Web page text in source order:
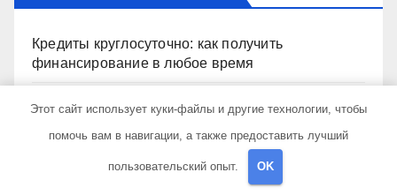
Кредиты круглосуточно: как получить
финансирование в любое время
Как получить гражданство Аргентины: Полное
Этот сайт использует куки-файлы и другие технологии, чтобы
помочь вам в навигации, а также предоставить лучший
пользовательский опыт. OK